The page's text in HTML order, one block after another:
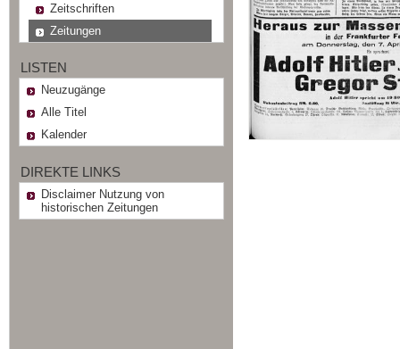
Zeitschriften
Zeitungen
LISTEN
Neuzugänge
Alle Titel
Kalender
DIREKTE LINKS
Disclaimer Nutzung von
historischen Zeitungen